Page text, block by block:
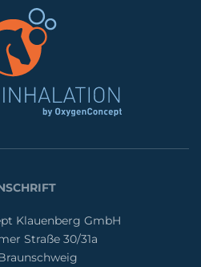
Klauenberg GmbH
Straße 30/31a